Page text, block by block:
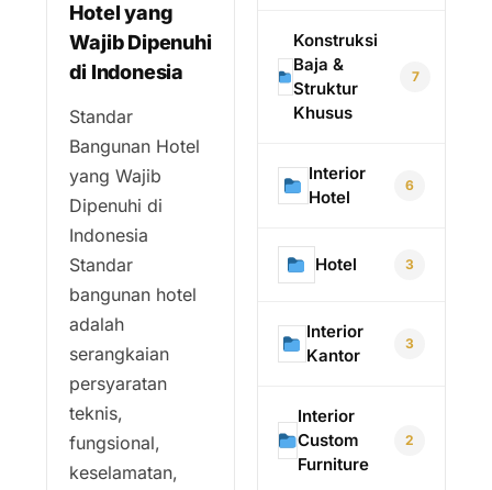
Hotel yang
Wajib Dipenuhi
di Indonesia
Standar
Bangunan Hotel
yang Wajib
Dipenuhi di
Indonesia
Standar
bangunan hotel
adalah
serangkaian
persyaratan
teknis,
fungsional,
keselamatan,
Konstruksi
Baja &
Struktur
Khusus
7
Interior
Hotel
6
Hotel 3
Interior
Kantor
3
Interior
Custom
Furniture
2